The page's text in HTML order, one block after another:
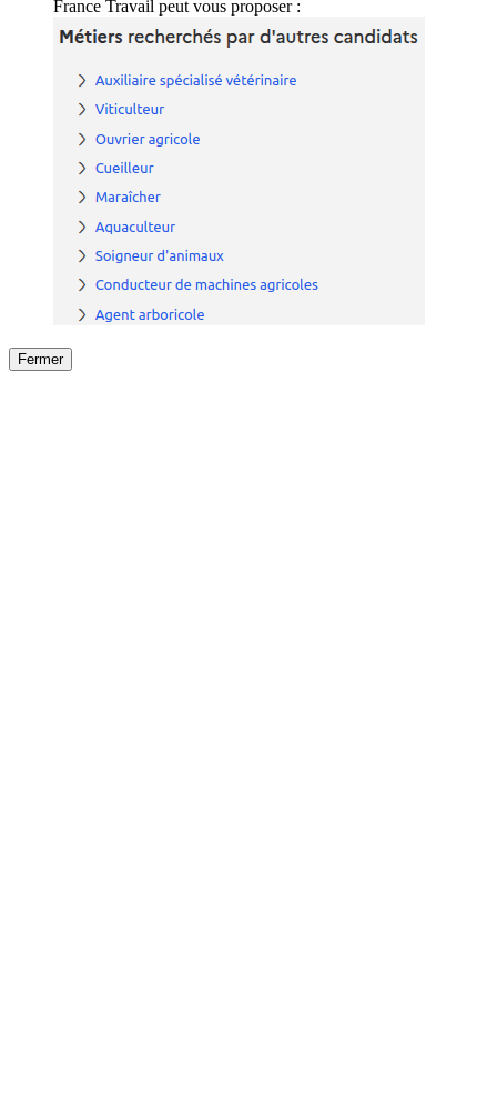
France Travail peut vous proposer :
Fermer